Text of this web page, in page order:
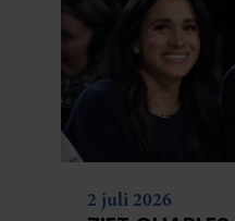
2 juli 2026